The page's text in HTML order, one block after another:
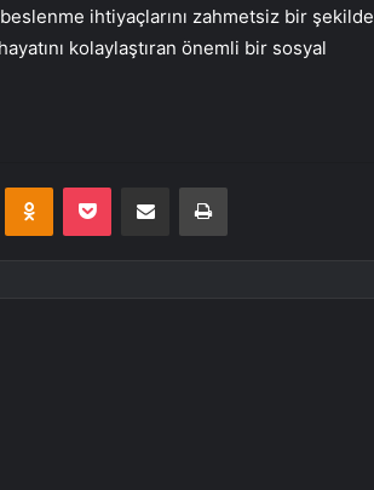
ihtiyaçlarını zahmetsiz bir şekilde
kolaylaştıran önemli bir sosyal
Odnoklassniki
Pocket E-Posta ile paylaş Yazdır